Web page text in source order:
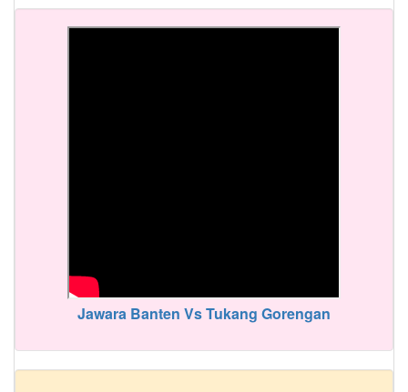
Jawara Banten Vs Tukang Gorengan